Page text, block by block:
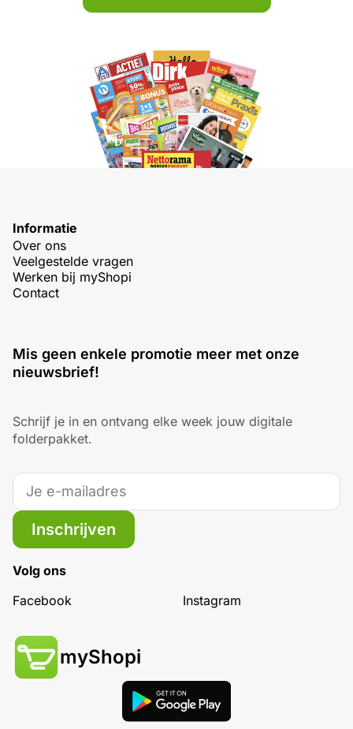
Informatie
Over ons
Veelgestelde vragen
Werken bij myShopi
Contact
Mis geen enkele promotie meer met onze
nieuwsbrief!
Schrijf je in en ontvang elke week jouw digitale
folderpakket.
Inschrijven
Volg ons
Facebook
Instagram
myShopi